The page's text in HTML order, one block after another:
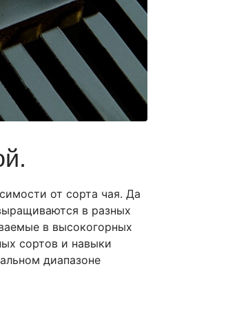
от сорта чая. Да
в разных
в высокогорных
сортов и навыки
диапазоне